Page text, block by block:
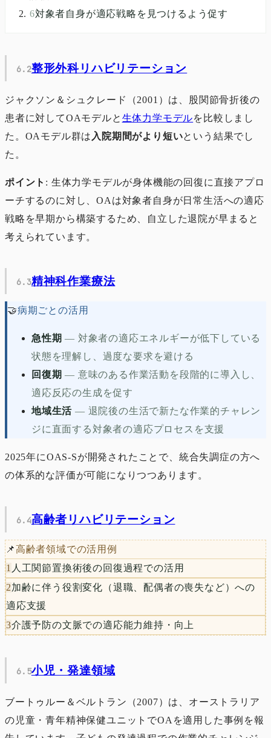
6対象者自身が適応戦略を見つけるよう促す
整形外科リハビリテーション
ジャクソン＆シュクレード（2001）は、股関節骨折後の
患者に対してOAモデルと 生体力学モデルを比較しまし
た。OAモデル群は 入院期間がより短いという結果でし
た。
ポイント : 生体力学モデルが身体機能の回復に直接アプロ
ーチするのに対し、OAは対象者自身が日常生活への適応
戦略を早期から構築するため、自立した退院が早まると
考えられています。
精神科作業療法
🤝病期ごとの活用
急性期 — 対象者の適応エネルギーが低下している
状態を理解し、過度な要求を避ける
回復期 — 意味のある作業活動を段階的に導入し、
適応反応の生成を促す
地域生活 — 退院後の生活で新たな作業的チャレン
ジに直面する対象者の適応プロセスを支援
2025年にOAS-Sが開発されたことで、統合失調症の方へ
の体系的な評価が可能になりつつあります。
高齢者リハビリテーション
📌高齢者領域での活用例
1 人工関節置換術後の回復過程での活用
2加齢に伴う役割変化（退職、配偶者の喪失など）への
適応支援
3介護予防の文脈での適応能力維持・向上
小児・発達領域
ブートゥルー＆ベルトラン（2007）は、オーストラリア
の児童・青年精神保健ユニットでOAを適用した事例を報